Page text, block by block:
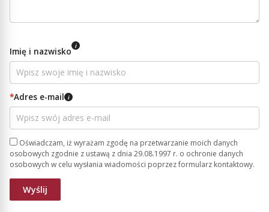
Imię i nazwisko i
*Adres e-mail i
Oświadczam, iż wyrażam zgodę na przetwarzanie moich danych
osobowych zgodnie z ustawą z dnia 29.08.1997 r. o ochronie danych
osobowych w celu wysłania wiadomości poprzez formularz kontaktowy.